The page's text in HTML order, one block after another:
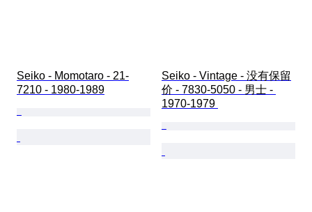
Seiko - Momotaro - 21-
7210 - 1980-1989
Seiko - Vintage - 没有保留
价 - 7830-5050 - 男士 -
1970-1979